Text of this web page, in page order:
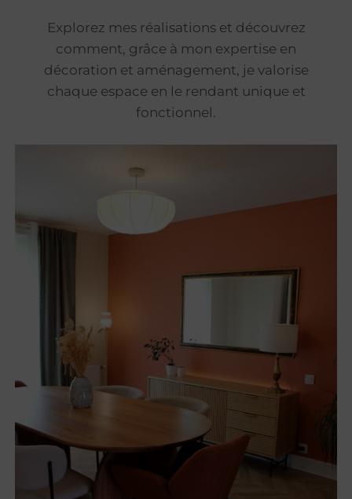
Explorez mes réalisations et découvrez
comment, grâce à mon expertise en
décoration et aménagement, je valorise
chaque espace en le rendant unique et
fonctionnel.